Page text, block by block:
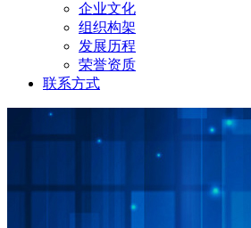
企业文化
组织构架
发展历程
荣誉资质
联系方式